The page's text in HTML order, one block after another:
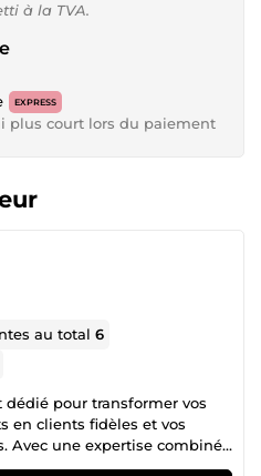
à la TVA.
EXPRESS
plus court lors du paiement
au total6
dédié pour transformer vos
en clients fidèles et vos
Avec une expertise combinée
rédaction de mails de